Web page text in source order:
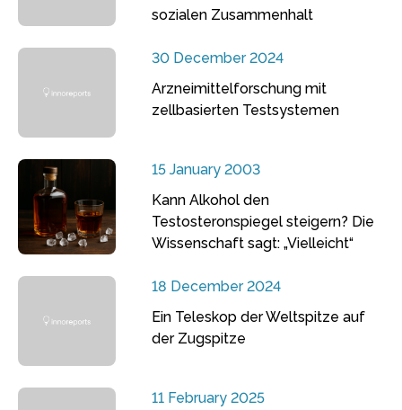
sozialen Zusammenhalt
30 December 2024
Arzneimittelforschung mit
zellbasierten Testsystemen
15 January 2003
Kann Alkohol den
Testosteronspiegel steigern? Die
Wissenschaft sagt: „Vielleicht“
18 December 2024
Ein Teleskop der Weltspitze auf
der Zugspitze
11 February 2025